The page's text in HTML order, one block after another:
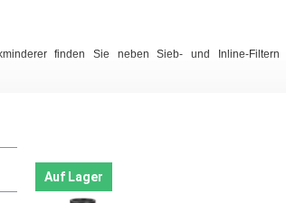
finden Sie neben Sieb- und Inline-
Auf Lager